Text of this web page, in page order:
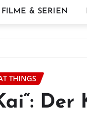
FILME & SERIEN
THINGS